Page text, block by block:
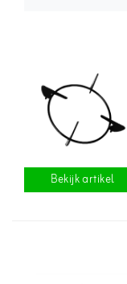
Bekijk artikel